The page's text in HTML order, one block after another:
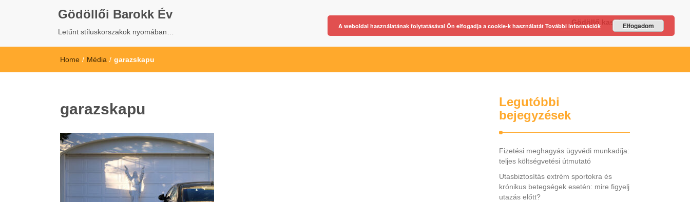
Gödöllői Barokk Év
Letűnt stíluskorszakok nyomában…
Gödöllő kastély
Home / Média / garazskapu
garazskapu
Legutóbbi
bejegyzések
Fizetési meghagyás ügyvédi munkadíja:
teljes költségvetési útmutató
Utasbiztosítás extrém sportokra és
krónikus betegségek esetén: mire figyelj
utazás előtt?
A weboldal használatának folytatásával Ön elfogadja a cookie-k használatát További információk Elfogadom